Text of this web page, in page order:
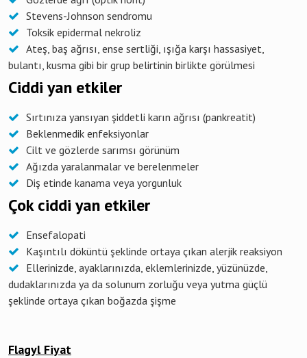
Stevens-Johnson sendromu
Toksik epidermal nekroliz
Ateş, baş ağrısı, ense sertliği, ışığa karşı hassasiyet,
bulantı, kusma gibi bir grup belirtinin birlikte görülmesi
Ciddi yan etkiler
Sırtınıza yansıyan şiddetli karın ağrısı (pankreatit)
Beklenmedik enfeksiyonlar
Cilt ve gözlerde sarımsı görünüm
Ağızda yaralanmalar ve berelenmeler
Diş etinde kanama veya yorgunluk
Çok ciddi yan etkiler
Ensefalopati
Kaşıntılı döküntü şeklinde ortaya çıkan alerjik reaksiyon
Ellerinizde, ayaklarınızda, eklemlerinizde, yüzünüzde,
dudaklarınızda ya da solunum zorluğu veya yutma güçlü
şeklinde ortaya çıkan boğazda şişme
Flagyl Fiyat